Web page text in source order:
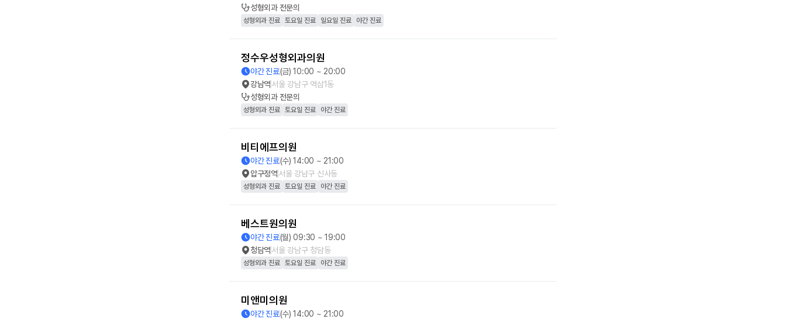
성형외과전문의
성형외과 진료 토요일 진료 일요일 진료 야간 진료
정수우성형외과의원
야간 진료(금) 10:00 ~ 20:00
강남역서울 강남구 역삼1동
성형외과전문의
성형외과 진료 토요일 진료 야간 진료
비티에프의원
야간 진료(수) 14:00 ~ 21:00
압구정역서울 강남구 신사동
성형외과 진료 토요일 진료 야간 진료
베스트원의원
야간 진료(월) 09:30 ~ 19:00
청담역서울 강남구 청담동
성형외과 진료 토요일 진료 야간 진료
미앤미의원
야간 진료(수) 14:00 ~ 21:00